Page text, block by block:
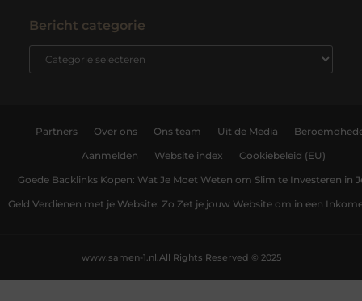
Bericht categorie
Partners Over ons Ons team Uit de Media
Aanmelden Website index Cookiebeleid (EU)
Goede Backlinks Kopen: Wat Je Moet Weten om Slim te Investeren in
Geld Verdienen met je Website: Zo Zet je jouw Website om in een
All Rights Reserved © 2025
www.samen-1.nl.